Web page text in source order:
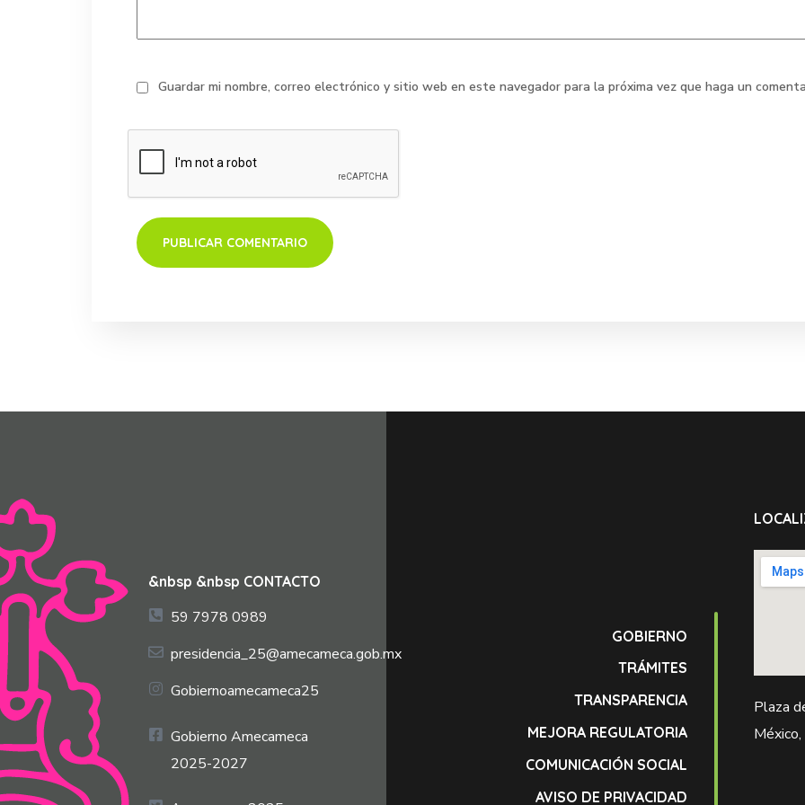
Guardar mi nombre, correo electrónico y sitio web en este navegador para la próxima vez que haga un
&nbsp &nbsp CONTACTO
59 7978 0989
presidencia_25@amecameca.gob.mx
Gobiernoamecameca25
Gobierno Amecameca
2025-2027
GOBIERNO
TRÁMITES
TRANSPARENCIA
MEJORA REGULATORIA
COMUNICACIÓN SOCIAL
AVISO DE PRIVACIDAD
Plaza